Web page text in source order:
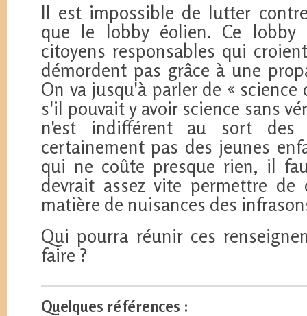
Il est impossible de lutter
que le lobby éolien. Ce lobby
citoyens responsables qui
démordent pas grâce à une
On va jusqu'à parler de « science
s'il pouvait y avoir science sans
n'est indifférent au sort des
certainement pas des jeunes
qui ne coûte presque rien, il
devrait assez vite permettre
matière de nuisances des
Qui pourra réunir ces
faire ?
Quelques références :